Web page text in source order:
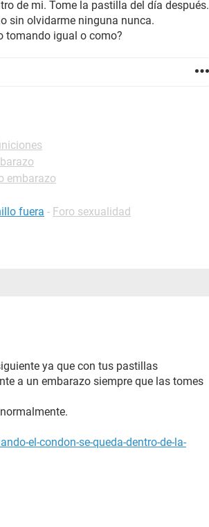
de mi. Tome la pastilla del día después.
sin olvidarme ninguna nunca.
tomando igual o como?
embarazo
fuera - Foro sexualidad
ya que con tus pastillas
a un embarazo siempre que las tomes
el-condon-se-queda-dentro-de-la-